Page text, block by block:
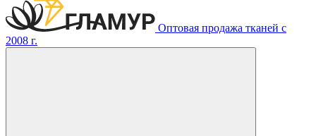
Оптовая продажа тканей с
2008 г.